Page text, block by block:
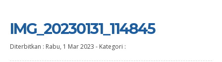
IMG_20230131_114845
Diterbitkan : Rabu, 1 Mar 2023 - Kategori :